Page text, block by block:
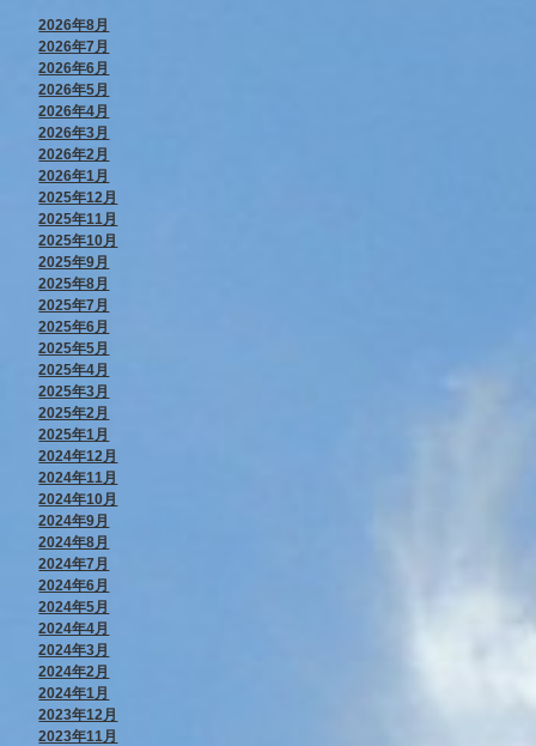
2026年8月
2026年7月
2026年6月
2026年5月
2026年4月
2026年3月
2026年2月
2026年1月
2025年12月
2025年11月
2025年10月
2025年9月
2025年8月
2025年7月
2025年6月
2025年5月
2025年4月
2025年3月
2025年2月
2025年1月
2024年12月
2024年11月
2024年10月
2024年9月
2024年8月
2024年7月
2024年6月
2024年5月
2024年4月
2024年3月
2024年2月
2024年1月
2023年12月
2023年11月